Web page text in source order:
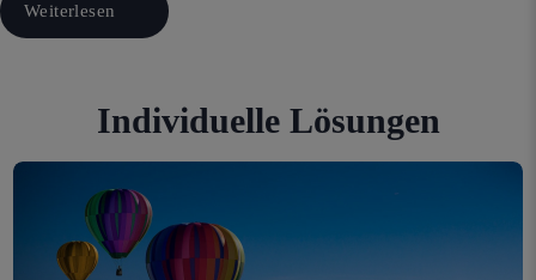
Weiterlesen
Individuelle Lösungen